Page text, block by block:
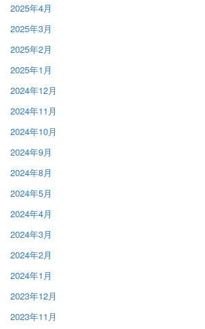
2025年4月
2025年3月
2025年2月
2025年1月
2024年12月
2024年11月
2024年10月
2024年9月
2024年8月
2024年5月
2024年4月
2024年3月
2024年2月
2024年1月
2023年12月
2023年11月